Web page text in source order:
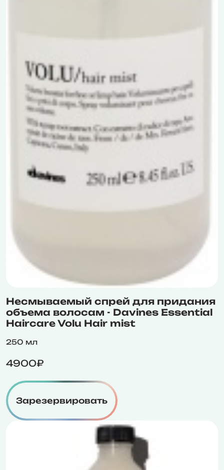
Несмываемый спрей для придания
объема волосам - Davines Essential
Haircare Volu Hair mist
250 мл
4900₽
Зарезервировать